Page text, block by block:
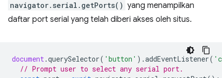
navigator.serial.getPorts() yang menampilkan
daftar port serial yang telah diberi akses oleh situs.
document.querySelector( 'button' ).addEventListener(
// Prompt user to select any serial port.